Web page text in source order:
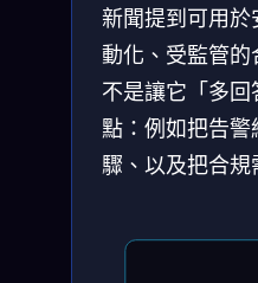
新聞提到可用
動化、受監管
不是讓它「多
點：例如把告
驟、以及把合規